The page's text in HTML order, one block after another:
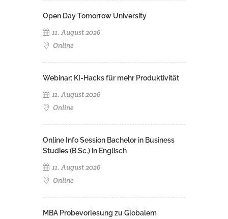
Open Day Tomorrow University
11. August 2026
Online
Webinar: KI-Hacks für mehr Produktivität
11. August 2026
Online
Online Info Session Bachelor in Business
Studies (B.Sc.) in Englisch
11. August 2026
Online
MBA Probevorlesung zu Globalem